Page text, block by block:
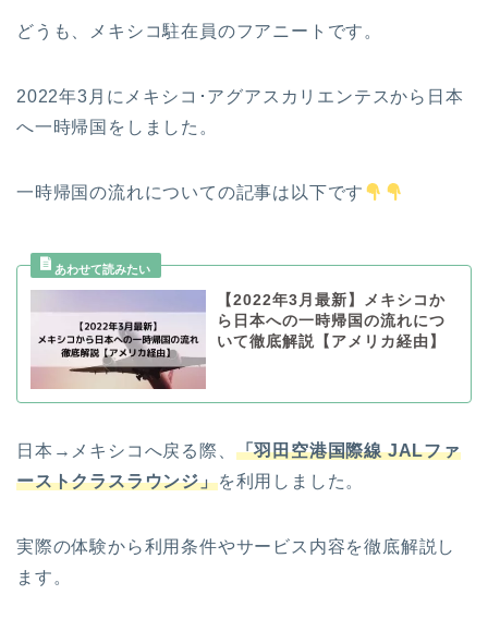
どうも、メキシコ駐在員のフアニートです。
2022年3月にメキシコ･アグアスカリエンテスから日本
へ一時帰国をしました。
一時帰国の流れについての記事は以下です
【2022年3月最新】メキシコか
ら日本への一時帰国の流れにつ
いて徹底解説【アメリカ経由】
日本→メキシコへ戻る際、 「羽田空港国際線 JALファ
ーストクラスラウンジ」を利用しました。
実際の体験から利用条件やサービス内容を徹底解説し
ます。